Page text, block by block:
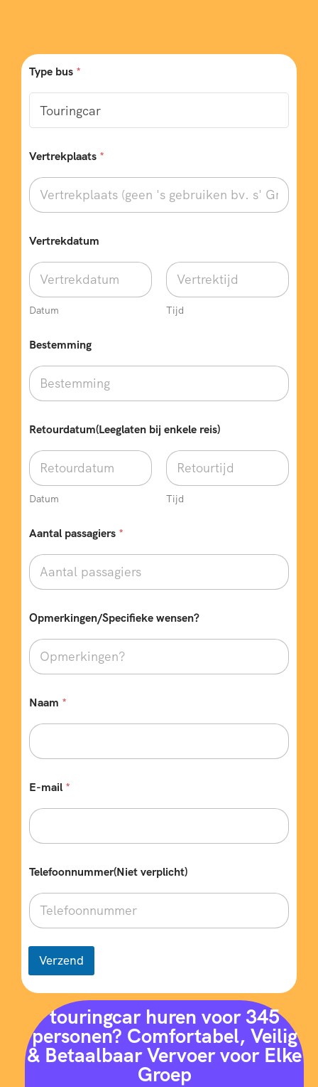
Type bus *
Vertrekplaats *
Vertrekdatum
Datum Tijd
Bestemming
Retourdatum(Leeglaten bij enkele reis)
Datum Tijd
w
n
s
e
?
y
e
Aantal passagiers *
Opmerkingen/Specifieke wensen?
Naam *
E-mail *
Telefoonnummer(Niet verplicht)
Verzend
touringcar huren voor 345
personen? Comfortabel, Veilig
& Betaalbaar Vervoer voor Elke
Groep